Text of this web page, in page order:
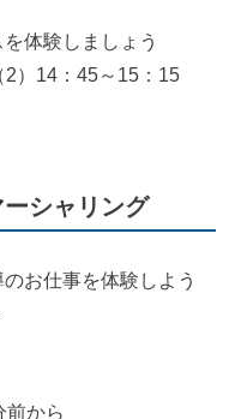
体験しましょう
）14：45～15：15
シャリング
お仕事を体験しよう
から